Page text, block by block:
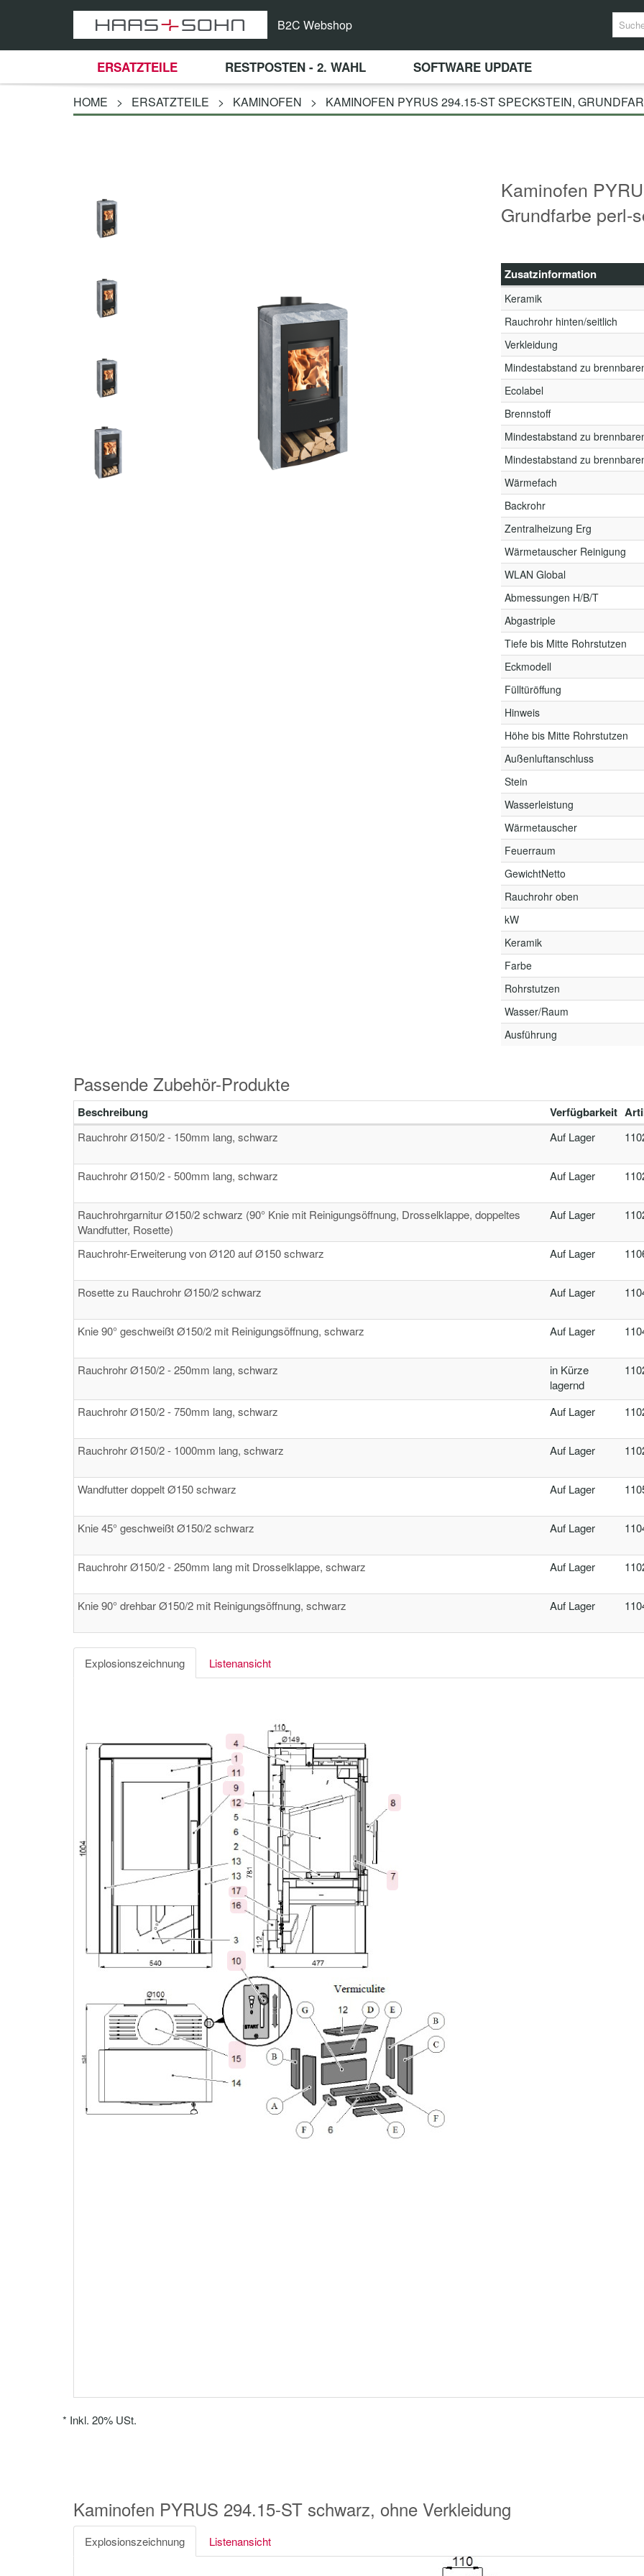
B2C Webshop
ERSATZTEILE RESTPOSTEN - 2. WAHL SOFTWARE UPDATE
HOME > ERSATZTEILE > KAMINOFEN > KAMINOFEN PYRUS 294.15-ST SPECKSTEIN,
Kaminofen
Grundfarbe perl-
Zusatzinformation
Keramik
Rauchrohr hinten/seitlich
Verkleidung
Mindestabstand zu
Ecolabel
Brennstoff
Mindestabstand zu
Mindestabstand zu
Wärmefach
Backrohr
Zentralheizung Erg
Wärmetauscher Reinigung
WLAN Global
Abmessungen H/B/T
Abgastriple
Tiefe bis Mitte Rohrstutzen
Eckmodell
Fülltüröffung
Hinweis
Höhe bis Mitte Rohrstutzen
Außenluftanschluss
Stein
Wasserleistung
Wärmetauscher
Feuerraum
GewichtNetto
Rauchrohr oben
kW
Keramik
Farbe
Rohrstutzen
Wasser/Raum
Ausführung
Passende Zubehör-Produkte
Beschreibung Verfügbarkeit
Rauchrohr Ø150/2 - 150mm lang, schwarz Auf Lager
Rauchrohr Ø150/2 - 500mm lang, schwarz Auf Lager
Rauchrohrgarnitur Ø150/2 schwarz (90° Knie mit Reinigungsöffnung, Drosselklappe, doppeltes
Wandfutter, Rosette)
Auf Lager
Rauchrohr-Erweiterung von Ø120 auf Ø150 schwarz Auf Lager
Rosette zu Rauchrohr Ø150/2 schwarz Auf Lager
Knie 90° geschweißt Ø150/2 mit Reinigungsöffnung, schwarz Auf Lager
Rauchrohr Ø150/2 - 250mm lang, schwarz
in Kürze
lagernd
Rauchrohr Ø150/2 - 750mm lang, schwarz Auf Lager
Rauchrohr Ø150/2 - 1000mm lang, schwarz Auf Lager
Wandfutter doppelt Ø150 schwarz Auf Lager
Knie 45° geschweißt Ø150/2 schwarz Auf Lager
Rauchrohr Ø150/2 - 250mm lang mit Drosselklappe, schwarz Auf Lager
Knie 90° drehbar Ø150/2 mit Reinigungsöffnung, schwarz Auf Lager
Explosionszeichnung Listenansicht
* Inkl. 20% USt.
Kaminofen PYRUS 294.15-ST schwarz, ohne Verkleidung
Explosionszeichnung Listenansicht